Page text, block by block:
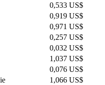
0,533 US$
0,919 US$
0,971 US$
0,257 US$
0,032 US$
1,037 US$
0,076 US$
1,066 US$